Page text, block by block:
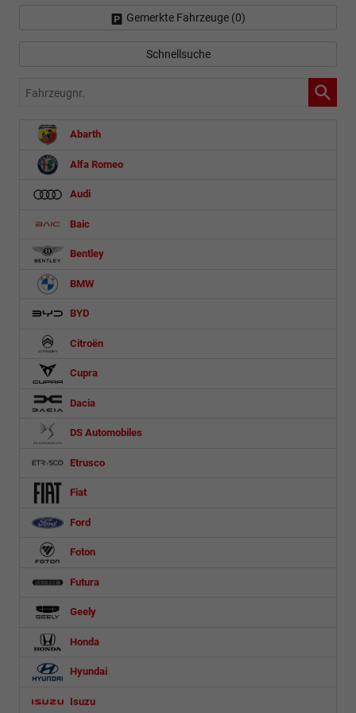
Gemerkte Fahrzeuge (0)
Schnellsuche
Fahrzeugnr.
Abarth
Alfa Romeo
Audi
Baic
Bentley
BMW
BYD
Citroën
Cupra
Dacia
DS Automobiles
Etrusco
Fiat
Ford
Foton
Futura
Geely
Honda
Hyundai
Isuzu